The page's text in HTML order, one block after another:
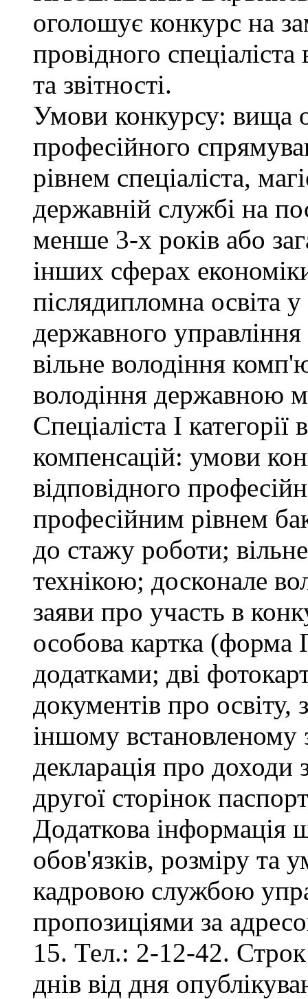
оголошує конкурс на
провідного
та звітності.
Умови конкурсу: вища
професійного
рівнем спеціаліста,
державній службі на
менше 3-х років або
інших сферах
післядипломна освіта
державного управління
вільне володіння
володіння державною
Спеціаліста І
компенсацій: умови
відповідного
професійним рівнем
до стажу роботи;
технікою; досконале
заяви про участь в
особова картка
додатками; дві
документів про освіту,
іншому встановленому
декларація про доходи
другої сторінок
Додаткова інформація
обов'язків, розміру та
кадровою службою
пропозиціями за
15. Тел.: 2-12-42.
днів від дня